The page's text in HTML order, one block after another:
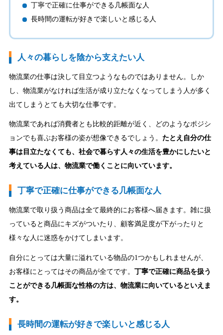
丁寧で正確に仕事ができる几帳面な人
長時間の運転が好きで楽しいと感じる人
人々の暮らしを陰から支えたい人
物流業の仕事は決して目立つようなものではありません。しか
し、物流業がなければ生活が成り立たなくなってしまう人が多く
出てしまうとても大切な仕事です。
物流業であれば消費者とも比較的距離が近く、どのようなポジシ
ョンでも喜ぶお客様の姿が想像できるでしょう。 たとえ自分の仕
事は目立たなくても、社会で暮らす人々の生活を豊かにしたいと
考えている人は、物流業で働くことに向いています。
丁寧で正確に仕事ができる几帳面な人
物流業で取り扱う商品は全て最終的にお客様へ届きます。雑に扱
っていると商品にキズがついたり、顧客満足度が下がったりと
様々な人に迷惑をかけてしまいます。
自分にとっては大量に溢れている物品の1つかもしれませんが、
お客様にとってはその商品が全てです。 丁寧で正確に商品を扱う
ことができる几帳面な性格の方は、物流業に向いているといえま
す。
長時間の運転が好きで楽しいと感じる人